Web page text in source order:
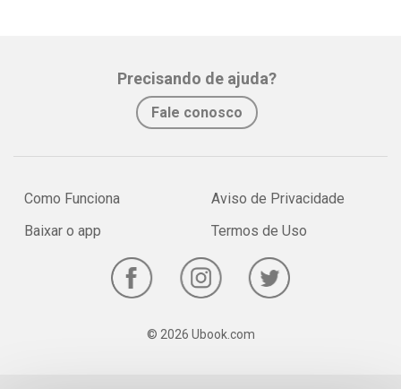
Precisando de ajuda?
Fale conosco
Como Funciona
Baixar o app
Aviso de Privacidade
Termos de Uso
© 2026 Ubook.com